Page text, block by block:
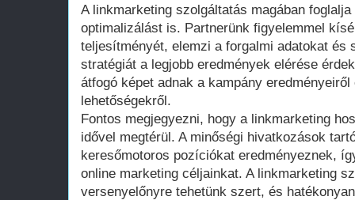
A linkmarketing szolgáltatás magában
optimalizálást is. Partnerünk figyelemmel
teljesítményét, elemzi a forgalmi adatokat és
stratégiát a legjobb eredmények elérése
átfogó képet adnak a kampány
lehetőségekről.
Fontos megjegyezni, hogy a linkmarketing
idővel megtérül. A minőségi hivatkozások
keresőmotoros pozíciókat eredményeznek,
online marketing céljainkat. A linkmarketing
versenyelőnyre tehetünk szert, és